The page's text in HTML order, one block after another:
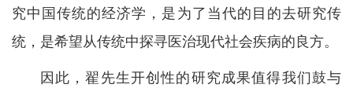
究中国传统的经济学，是为了当代的目的去研究传
统，是希望从传统中探寻医治现代社会疾病的良方。
因此，翟先生开创性的研究成果值得我们鼓与